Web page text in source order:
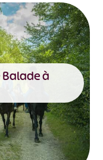
Balade à